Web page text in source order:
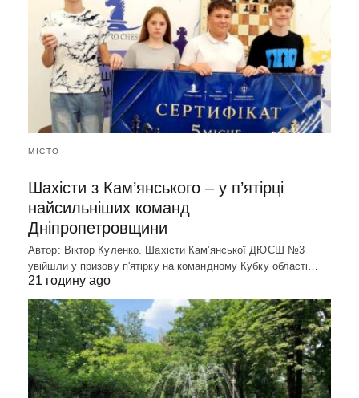
МІСТО
Шахісти з Кам’янського – у п’ятірці
найсильніших команд
Дніпропетровщини
Автор: Віктор Куленко. Шахісти Кам'янської ДЮСШ №3
увійшли у призову п'ятірку на командному Кубку області…
21 годину ago